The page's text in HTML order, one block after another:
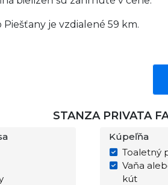
Piešťany je vzdialené 59 km.
STANZA PRIVATA
Kúpeľňa
Toaletný
Vaňa
kút